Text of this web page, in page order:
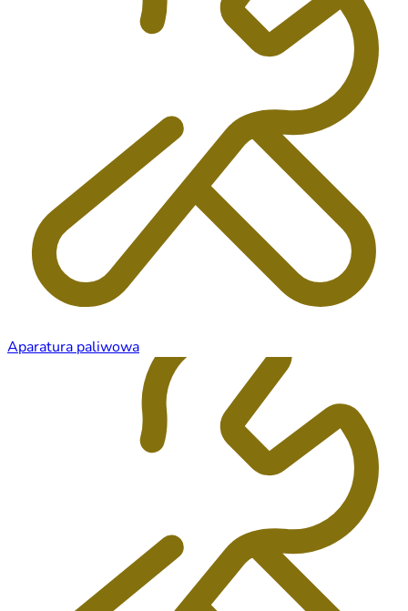
Aparatura paliwowa